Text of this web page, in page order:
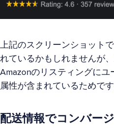
上記のスクリーンショット
れているかもしれませんが
Amazonのリスティングに
属性が含まれているためです
配送情報でコンバー